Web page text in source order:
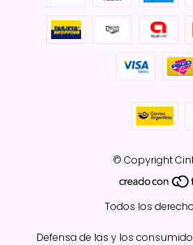
© Copyright
Todos los
Defensa de las y los